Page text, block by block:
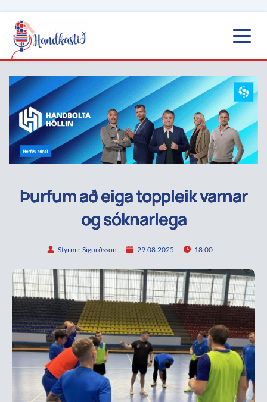
Þurfum að eiga toppleik varnar
og sóknarlega
Styrmir Sigurðsson 29.08.2025 18:00